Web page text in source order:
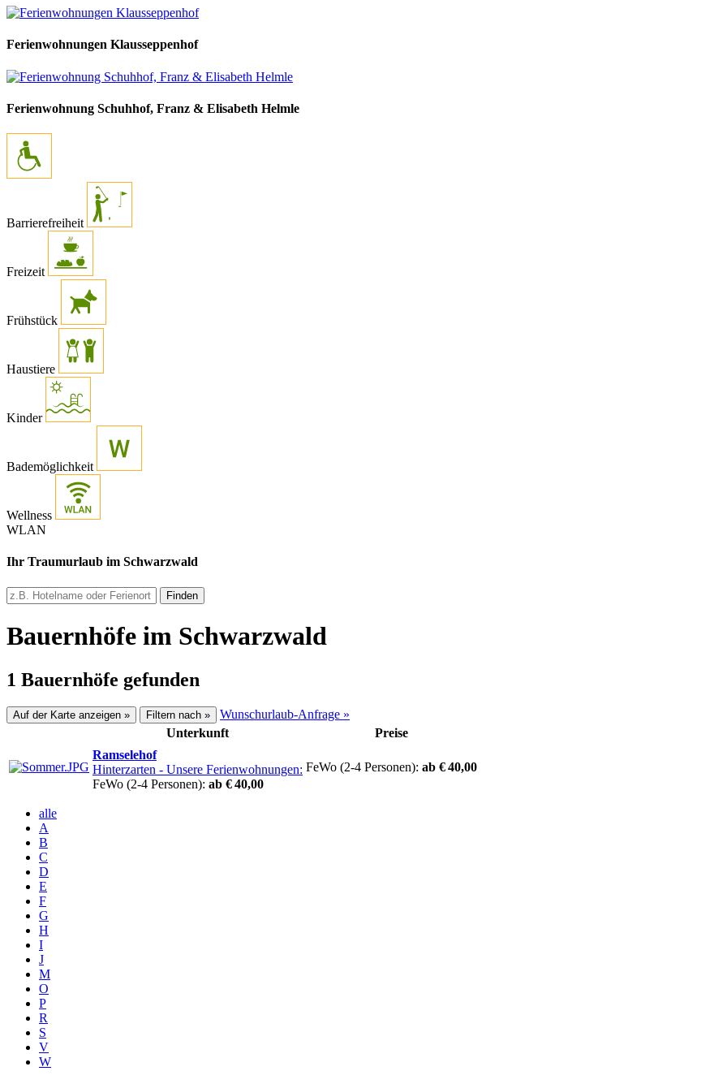
Ferienwohnungen Klausseppenhof
Ferienwohnung Schuhhof, Franz & Elisabeth Helmle
Barrierefreiheit
Freizeit
Frühstück
Haustiere
Kinder
Bademöglichkeit
Wellness
WLAN
Ihr Traumurlaub im Schwarzwald
Finden
Bauernhöfe im Schwarzwald
1 Bauernhöfe gefunden
Auf der Karte anzeigen » Filtern nach »
Wunschurlaub-Anfrage »
Unterkunft
Preise
Ramselehof
Hinterzarten - Unsere Ferienwohnungen:
FeWo (2-4 Personen): ab € 40,00
FeWo (2-4 Personen): ab € 40,00
alle
A
B
C
D
E
F
G
H
I
J
M
O
P
R
S
V
W